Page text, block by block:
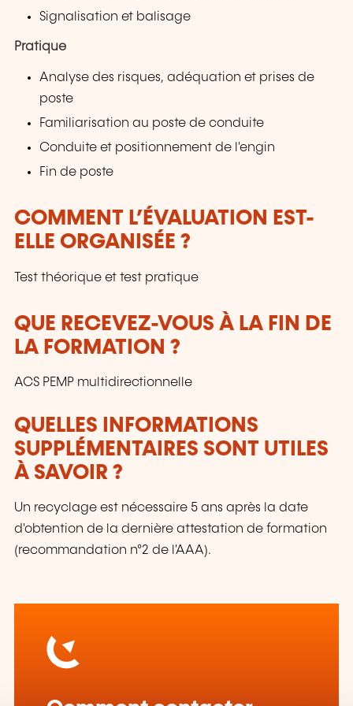
Signalisation et balisage
Pratique
Analyse des risques, adéquation et prises de
poste
Familiarisation au poste de conduite
Conduite et positionnement de l'engin
Fin de poste
COMMENT L’ÉVALUATION EST-
ELLE ORGANISÉE ?
Test théorique et test pratique
QUE RECEVEZ-VOUS À LA FIN DE
LA FORMATION ?
ACS PEMP multidirectionnelle
QUELLES INFORMATIONS
SUPPLÉMENTAIRES SONT UTILES
À SAVOIR ?
Un recyclage est nécessaire 5 ans après la date
d'obtention de la dernière attestation de formation
(recommandation n°2 de l'AAA).